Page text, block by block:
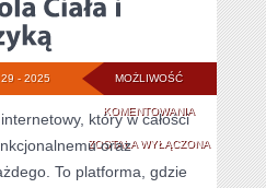
MOŻLIWOŚĆ
KOMENTOWANIAODDECH
I
KONTROLA
ZOSTAŁA WYŁĄCZONA
- 2025
który w całości
oraz
To platforma, gdzie